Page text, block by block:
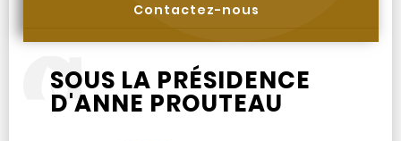
Contactez-nous
SOUS LA PRÉSIDENCE
D'ANNE PROUTEAU